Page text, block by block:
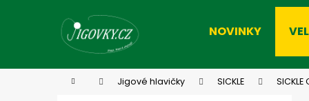
NOVINKY
Domů Jigové hlavičky SICKLE
Zpět
Zpět